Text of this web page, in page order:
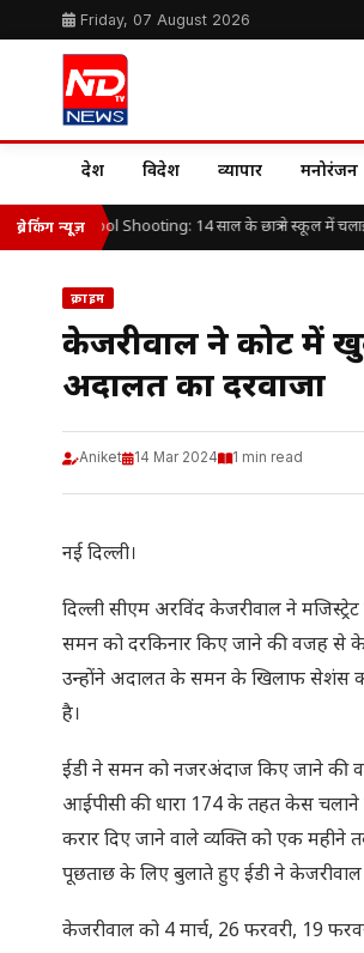
Friday, 07 August 2026
देश विदेश व्यापार मनोरंजन
ब्रेकिंग न्यूज़
School Shooting: 14 साल के छात्र ने स्कूल में चलाई
क्राइम
केजरीवाल ने कोर्ट में
अदालत का दरवाजा
Aniket 14 Mar 2024 1 min read
नई दिल्ली।
दिल्ली सीएम अरविंद केजरीवाल ने
समन को दरकिनार किए जाने की वजह से
उन्होंने अदालत के समन के खिलाफ सेशंस
है।
ईडी ने समन को नजरअंदाज किए जाने की
आईपीसी की धारा 174 के तहत केस चलाने
करार दिए जाने वाले व्यक्ति को एक
पूछताछ के लिए बुलाते हुए ईडी ने
केजरीवाल को 4 मार्च, 26 फरवरी, 19